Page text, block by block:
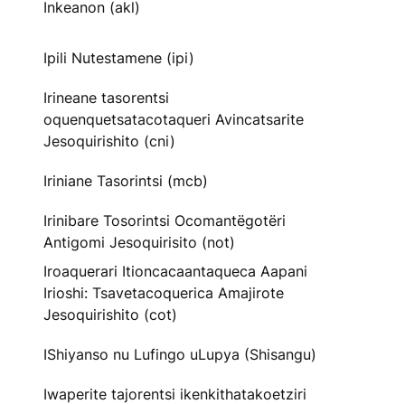
Inkeanon (akl)
Ipili Nutestamene (ipi)
Irineane tasorentsi
oquenquetsatacotaqueri Avincatsarite
Jesoquirishito (cni)
Iriniane Tasorintsi (mcb)
Irinibare Tosorintsi Ocomantëgotëri
Antigomi Jesoquirisito (not)
Iroaquerari Itioncacaantaqueca Aapani
Irioshi: Tsavetacoquerica Amajirote
Jesoquirishito (cot)
IShiyanso nu Lufingo uLupya (Shisangu)
Iwaperite tajorentsi ikenkithatakoetziri